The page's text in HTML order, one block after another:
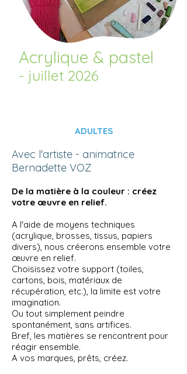
Acrylique & pastel
- juillet 2026
ADULTES
Avec l'artiste - animatrice
Bernadette VOZ
De la matière à la couleur : créez
votre œuvre en relief.
A l'aide de moyens techniques
(acrylique, brosses, tissus, papiers
divers), nous créerons ensemble votre
œuvre en relief.
Choisissez votre support (toiles,
cartons, bois, matériaux de
récupération, etc.), la limite est votre
imagination.
Ou tout simplement peindre
spontanément, sans artifices.
Bref, les matières se rencontrent pour
réagir ensemble.
A vos marques, prêts, créez.